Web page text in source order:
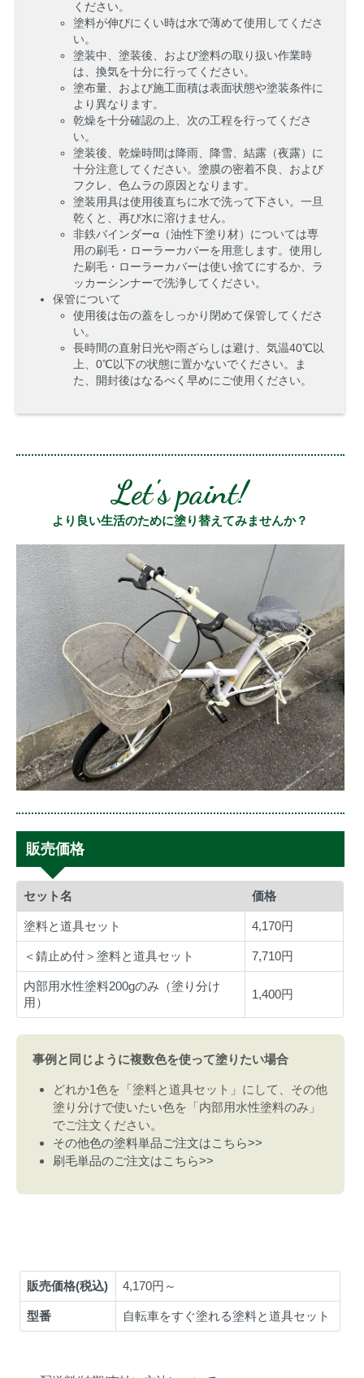
ください。
塗料が伸びにくい時は水で薄めて使用してくださ
い。
塗装中、塗装後、および塗料の取り扱い作業時
は、換気を十分に行ってください。
塗布量、および施工面積は表面状態や塗装条件に
より異なります。
乾燥を十分確認の上、次の工程を行ってくださ
い。
塗装後、乾燥時間は降雨、降雪、結露（夜露）に
十分注意してください。塗膜の密着不良、および
フクレ、色ムラの原因となります。
塗装用具は使用後直ちに水で洗って下さい。一旦
乾くと、再び水に溶けません。
非鉄バインダーα（油性下塗り材）については専
用の刷毛・ローラーカバーを用意します。使用し
た刷毛・ローラーカバーは使い捨てにするか、ラ
ッカーシンナーで洗浄してください。
保管について
使用後は缶の蓋をしっかり閉めて保管してくださ
い。
長時間の直射日光や雨ざらしは避け、気温40℃以
上、0℃以下の状態に置かないでください。ま
た、開封後はなるべく早めにご使用ください。
Let's paint!
より良い生活のために塗り替えてみませんか？
販売価格
セット名 価格
塗料と道具セット 4,170円
＜錆止め付＞塗料と道具セット 7,710円
内部用水性塗料200gのみ（塗り分け
用）
1,400円
事例と同じように複数色を使って塗りたい場合
どれか1色を「塗料と道具セット」にして、その他
塗り分けで使いたい色を「内部用水性塗料のみ」
でご注文ください。
その他色の塗料単品ご注文はこちら>>
刷毛単品のご注文はこちら>>
販売価格(税込) 4,170円～
型番 自転車をすぐ塗れる塗料と道具セット